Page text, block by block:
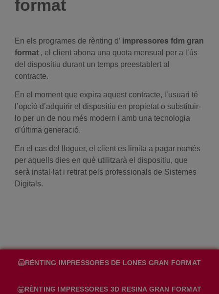
format
En els programes de rènting d’ impressores fdm gran
format , el client abona una quota mensual per a l’ús
del dispositiu durant un temps preestablert al
contracte.
En el moment que expira aquest contracte, l’usuari té
l’opció d’adquirir el dispositiu en propietat o substituir-
lo per un de nou més modern i amb una tecnologia
d’última generació.
En el cas del lloguer, el client es limita a pagar només
per aquells dies en què utilitzarà el dispositiu, que
serà instal·lat i retirat pels professionals de Sistemes
Digitals.
RÈNTING IMPRESSORES DE LONES GRAN FORMAT
RÈNTING IMPRESSORES 3D RESINA GRAN FORMAT